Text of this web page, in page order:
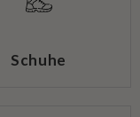
Schuhe